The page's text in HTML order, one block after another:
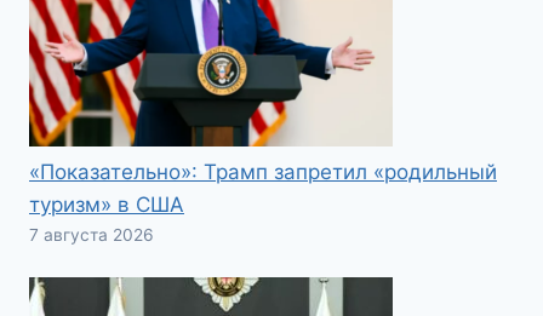
«Показательно»: Трамп запретил «родильный
туризм» в США
7 августа 2026